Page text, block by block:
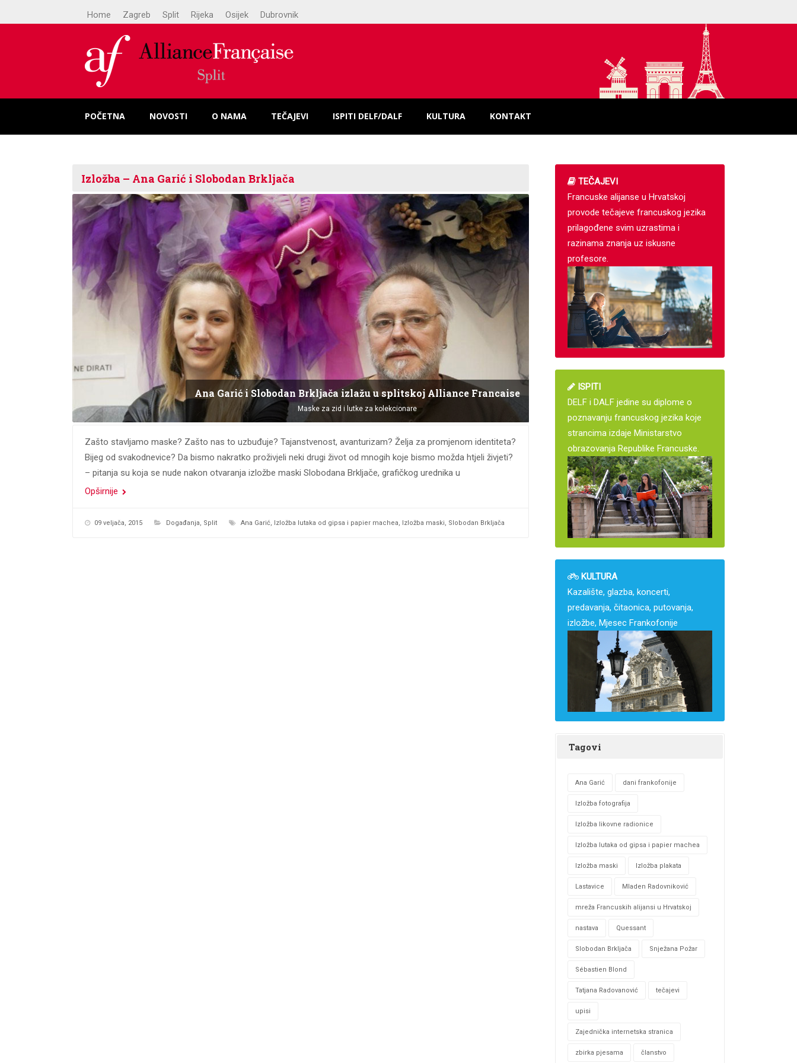
Home Zagreb Split Rijeka Osijek Dubrovnik
POČETNA NOVOSTI O NAMA TEČAJEVI ISPITI DELF/DALF KULTURA KONTAKT
Izložba – Ana Garić i Slobodan Brkljača
Ana Garić i Slobodan Brkljača izlažu u splitskoj Alliance Francaise
Maske za zid i lutke za kolekcionare
Zašto stavljamo maske? Zašto nas to uzbuđuje? Tajanstvenost, avanturizam? Želja za promjenom identiteta?
Bijeg od svakodnevice? Da bismo nakratko proživjeli neki drugi život od mnogih koje bismo možda htjeli živjeti?
– pitanja su koja se nude nakon otvaranja izložbe maski Slobodana Brkljače, grafičkog urednika u
Opširnije
09 veljača, 2015 Događanja, Split Ana Garić, Izložba lutaka od gipsa i papier machea, Izložba maski, Slobodan Brkljača
TEČAJEVI
Francuske alijanse u Hrvatskoj
provode tečajeve francuskog jezika
prilagođene svim uzrastima i
razinama znanja uz iskusne
profesore.
ISPITI
DELF i DALF jedine su diplome o
poznavanju francuskog jezika koje
strancima izdaje Ministarstvo
obrazovanja Republike Francuske.
KULTURA
Kazalište, glazba, koncerti,
predavanja, čitaonica, putovanja,
izložbe, Mjesec Frankofonije
Tagovi
Ana Garić dani frankofonije
Izložba fotografija
Izložba likovne radionice
Izložba lutaka od gipsa i papier machea
Izložba maski Izložba plakata
Lastavice Mladen Radovniković
mreža Francuskih alijansi u Hrvatskoj
nastava Quessant
Slobodan Brkljača Snježana Požar
Sébastien Blond
Tatjana Radovanović tečajevi
upisi
Zajednička internetska stranica
zbirka pjesama članstvo